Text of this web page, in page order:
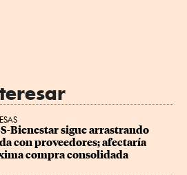
Bienestar sigue arrastrando
con proveedores; afectaría
compra consolidada